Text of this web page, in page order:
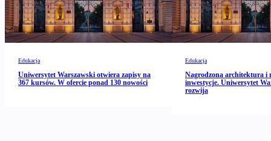
Edukacja
Uniwersytet Warszawski otwiera zapisy na
367 kursów. W ofercie ponad 130 nowości
Edukacja
Nagrodzona architektura i
inwestycje. Uniwersytet
rozwija